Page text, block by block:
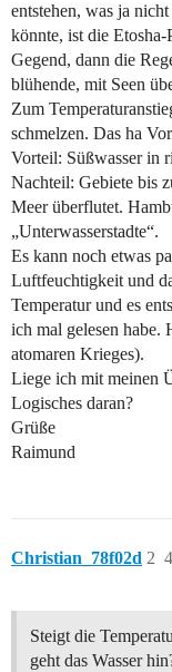
entstehen, was ja
könnte, ist die Etosha-
Gegend, dann die
blühende, mit Seen
Zum
schmelzen. Das ha
Vorteil: Süßwasser in
Nachteil: Gebiete bis
Meer überflutet.
„Unterwasserstadte“.
Es kann noch etwas
Luftfeuchtigkeit und
Temperatur und es
ich mal gelesen habe.
atomaren Krieges).
Liege ich mit meinen
Logisches daran?
Grüße
Raimund
Christian_78f02d 2
Steigt die
geht das Wasser